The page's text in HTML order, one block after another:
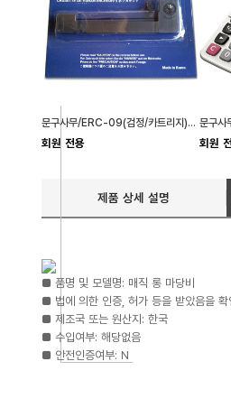
문구사무/ERC-09(검정/카트리지)X5개
회원 전용 회원
제품 상세 설명
■ 품명 및 모델명: 매직 롱 마당비
■ 법에 의한 인증, 허가 등을 받았음을
■ 제조국 또는 원산지: 한국
■ 수입여부: 해당없음
■ 안전인증여부: N